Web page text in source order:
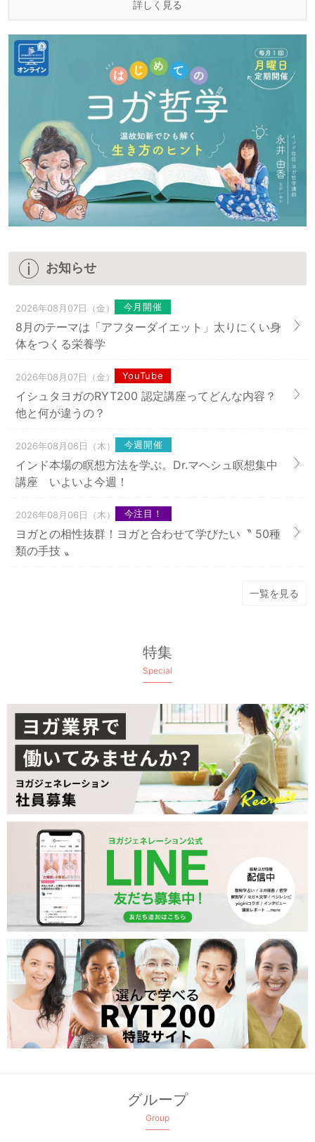
詳しく見る
お知らせ
2026年08月07日（金） 今月開催
8月のテーマは「アフターダイエット」太りにくい身
体をつくる栄養学
2026年08月07日（金） YouTube
イシュタヨガのRYT200 認定講座ってどんな内容？
他と何が違うの？
2026年08月06日（木） 今週開催
インド本場の瞑想方法を学ぶ。Dr.マヘシュ瞑想集中
講座 いよいよ今週！
2026年08月06日（木） 今注目！
ヨガとの相性抜群！ヨガと合わせて学びたい〝 50種
類の手技 〟
一覧を見る
特集
Special
グループ
Group